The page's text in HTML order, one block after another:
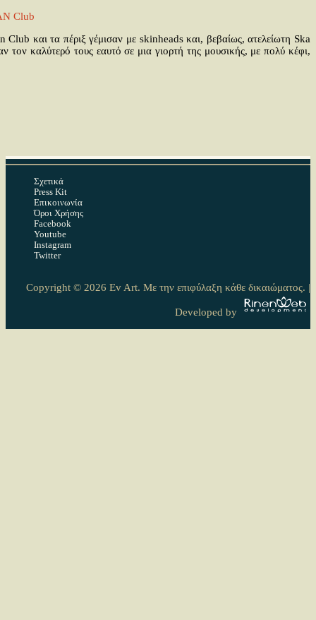
και τα πέριξ γέμισαν με skinheads και, βεβαίως, ατελείωτη Ska
τον καλύτερό τους εαυτό σε μια γιορτή της μουσικής, με πολύ κέφι,
Δημοφιλέστερα στην κατηγορία
Σχετικά
Press Kit
Επικοινωνία
Όροι Χρήσης
Facebook
Youtube
Instagram
Twitter
Copyright © 2026 Ev Art. Με την επιφύλαξη κάθε δικαιώματος. |
Developed by